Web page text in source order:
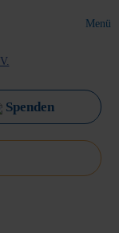
Menü
Spenden